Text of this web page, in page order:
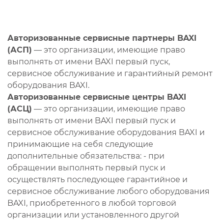
Авторизованные сервисные партнеры BAXI
(АСП) — это организации, имеющие право
выполнять от имени BAXI первый пуск,
сервисное обслуживание и гарантийный ремонт
оборудования BAXI.
Авторизованные сервисные центры BAXI
(АСЦ) — это организации, имеющие право
выполнять от имени BAXI первый пуск и
сервисное обслуживание оборудования BAXI и
принимающие на себя следующие
дополнительные обязательства: - при
обращении выполнять первый пуск и
осуществлять последующее гарантийное и
сервисное обслуживание любого оборудования
BAXI, приобретенного в любой торговой
организации или установленного другой